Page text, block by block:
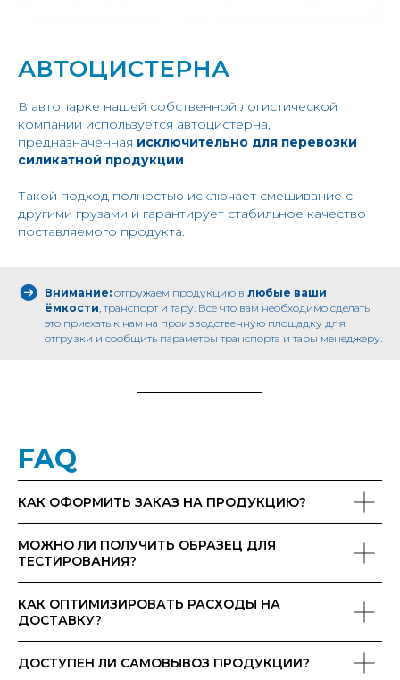
АВТОЦИСТЕРНА
В автопарке нашей собственной логистической
компании используется автоцистерна,
предназначенная исключительно для перевозки
силикатной продукции.
Такой подход полностью исключает смешивание с
другими грузами и гарантирует стабильное качество
поставляемого продукта.
Внимание: отгружаем продукцию в любые ваши
ёмкости, транспорт и тару. Все что вам необходимо сделать
это приехать к нам на производственную площадку для
отгрузки и сообщить параметры транспорта и тары менеджеру.
FAQ
КАК ОФОРМИТЬ ЗАКАЗ НА ПРОДУКЦИЮ?
МОЖНО ЛИ ПОЛУЧИТЬ ОБРАЗЕЦ ДЛЯ
ТЕСТИРОВАНИЯ?
КАК ОПТИМИЗИРОВАТЬ РАСХОДЫ НА
ДОСТАВКУ?
ДОСТУПЕН ЛИ САМОВЫВОЗ ПРОДУКЦИИ?